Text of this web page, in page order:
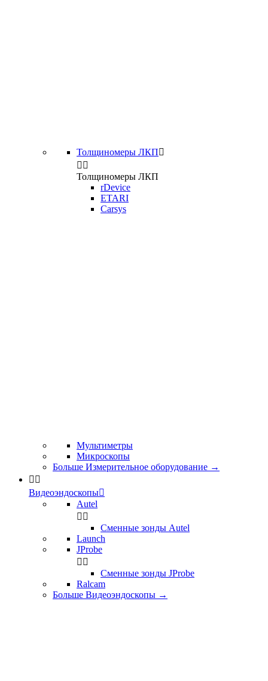
Толщиномеры ЛКП
 
Толщиномеры ЛКП
rDevice
ETARI
Carsys
Мультиметры
Микроскопы
Больше Измерительное оборудование →
 
Видеоэндоскопы
Autel
 
Сменные зонды Autel
Launch
JProbe
 
Сменные зонды JProbe
Ralcam
Больше Видеоэндоскопы →